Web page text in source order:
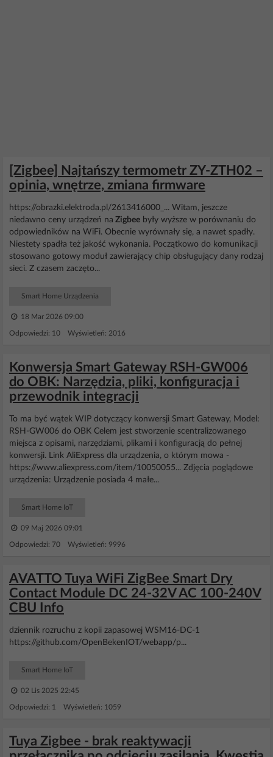
[Zigbee] Najtańszy termometr ZY-ZTH02 –
opinia, wnętrze, zmiana firmware
https://obrazki.elektroda.pl/2613416000_... Witam, jeszcze
niedawno ceny urządzeń na Zigbee były wyższe w porównaniu do
odpowiedników na WiFi. Obecnie wyrównały się, a nawet spadły.
Niestety spadła też jakość wykonania. Początkowo do komunikacji
stosowano gotowy moduł zawierający chip obsługujący dany rodzaj
sieci. Z czasem zaczęto...
Smart Home Urządzenia
18 Mar 2026 09:00
Odpowiedzi: 10 Wyświetleń: 2016
Konwersja Smart Gateway RSH-GW006
do OBK: Narzędzia, pliki, konfiguracja i
przewodnik integracji
To ma być wątek WIP dotyczący konwersji Smart Gateway, Model:
RSH-GW006 do OBK Celem jest stworzenie scentralizowanego
miejsca z opisami, narzędziami, plikami i konfiguracją do pełnej
konwersji. Link AliExpress dla urządzenia, o którym mowa -
https://www.aliexpress.com/item/10050055... Zdjęcia poglądowe
urządzenia: Urządzenie posiada 4 małe...
Smart Home IoT
09 Maj 2026 09:01
Odpowiedzi: 70 Wyświetleń: 9996
AVATTO Tuya WiFi ZigBee Smart Dry
Contact Module DC 24-32V AC 100-240V
CBU Info
dziennik rozruchu z kopii zapasowej WSM16-DC-1
https://github.com/OpenBekenIOT/webapp/p...
Smart Home IoT
02 Lis 2025 22:45
Odpowiedzi: 1 Wyświetleń: 1059
Tuya Zigbee - brak reaktywacji